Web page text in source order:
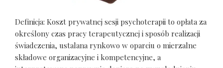
Definicja: Koszt prywatnej sesji psychoterapii to opłata za
określony czas pracy terapeutycznej i sposób realizacji
świadczenia, ustalana rynkowo w oparciu o mierzalne
składowe organizacyjne i kompetencyjne, a